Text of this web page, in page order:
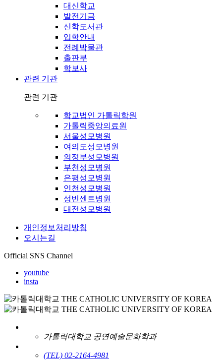
대신학교
발전기금
신학도서관
입학안내
전례박물관
출판부
학보사
관련 기관
관련 기관
학교법인 가톨릭학원
가톨릭중앙의료원
서울성모병원
여의도성모병원
의정부성모병원
부천성모병원
은평성모병원
인천성모병원
성빈센트병원
대전성모병원
개인정보처리방침
오시는길
Official SNS Channel
youtube
insta
가톨릭대학교 공연예술문화학과
(TEL) 02-2164-4981